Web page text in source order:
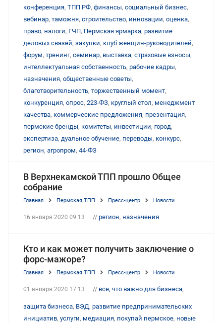
конференция, ТПП РФ, финансы, социальный бизнес,
вебинар, таможня, строительство, инновации, оценка,
право, налоги, ГЧП, Пермская ярмарка, развитие
деловых связей, закупки, клуб женщин-руководителей,
форум, тренинг, семинар, выставка, страховые взносы,
интеллектуальная собственность, рабочие кадры,
назначения, общественные советы,
благотворительность, торжественный момент,
конкуренция, опрос, 223-ФЗ, круглый стол, менеджмент
качества, коммерческие предложения, презентация,
пермские бренды, комитеты, инвестиции, город,
экспертиза, дуальное обучение, переводы, конкурс,
регион, агропром, 44-ФЗ
В Верхнекамской ТПП прошло Общее
собрание
Главная Пермская ТПП Пресс-центр Новости
16 января 2020 09:13 // регион, назначения
Кто и как может получить заключение о
форс-мажоре?
Главная Пермская ТПП Пресс-центр Новости
01 января 2020 17:13 // все, что важно для бизнеса,
защита бизнеса, ВЭД, развитие предпринимательских
инициатив, услуги, медиация, покупай пермское, новые